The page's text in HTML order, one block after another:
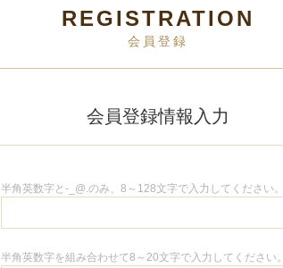
REGISTRATION
会員登録
会員登録情報入力
半角英数字と-_@.のみ、8～128文字で入力してください。
半角英数字を組み合わせて8～20文字で入力してください。